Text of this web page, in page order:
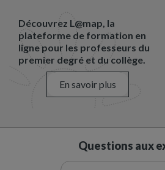
Découvrez L@map, la
plateforme de formation en
ligne pour les professeurs du
premier degré et du collège.
En savoir plus
Questions aux